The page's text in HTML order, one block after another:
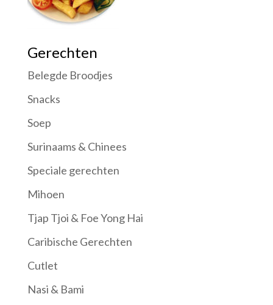
Gerechten
Belegde Broodjes
Snacks
Soep
Surinaams & Chinees
Speciale gerechten
Mihoen
Tjap Tjoi & Foe Yong Hai
Caribische Gerechten
Cutlet
Nasi & Bami